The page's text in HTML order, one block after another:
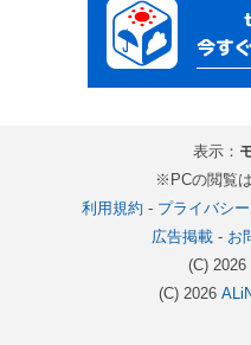
表示：
※PCの閲覧
利用規約 - プライバシ
広告掲載- お
(C) 2026
(C) 2026